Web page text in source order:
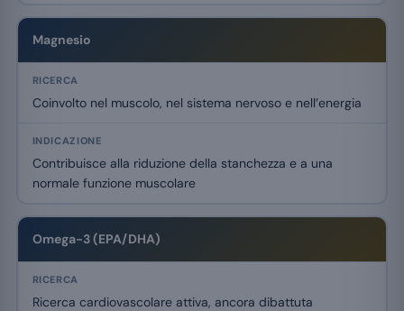
Magnesio
Coinvolto nel muscolo, nel sistema nervoso e nell’energia
Contribuisce alla riduzione della stanchezza e a una
normale funzione muscolare
Omega-3 (EPA/DHA)
Ricerca cardiovascolare attiva, ancora dibattuta